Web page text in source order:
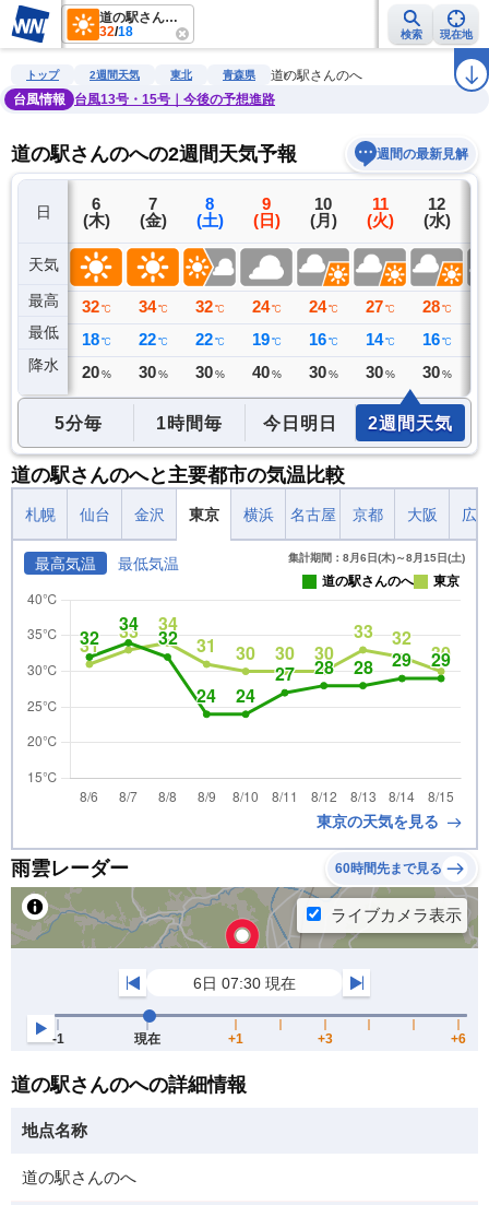
道の駅さんのへ
32/18 検索 現在地
雨雲レーダー 台風情報 地震情報 警報・注意報 ラ
トップ 2週間天気 東北 青森県
道の駅さんのへ
台風情報
台風13号・15号｜今後の予想進路
道の駅さんのへの2週間天気予報 週間の最新見解
日
天気
最高
最低
降水
5
(水)
31 ℃
16 ℃
0 ミリ
6
(木)
32 ℃
18 ℃
20 %
7
(金)
34 ℃
22 ℃
30 %
8
(土)
32 ℃
22 ℃
30 %
9
(日)
24 ℃
19 ℃
40 %
10
(月)
24 ℃
16 ℃
30 %
11
(火)
27 ℃
14 ℃
30 %
12
(水)
28 ℃
16 ℃
30 %
5分毎 1時間毎 今日明日 2週間天気
道の駅さんのへと主要都市の気温比較
札幌 仙台 金沢 東京 横浜 名古屋 京都 大阪 広
最高気温 最低気温 集計期間：8月6日(木)～8月15日(土)
道の駅さんのへ 東京
東京の天気を見る
雨雲レーダー 60時間先まで見る
道の駅さんのへの詳細情報
地点名称
道の駅さんのへ